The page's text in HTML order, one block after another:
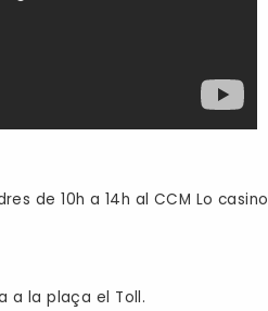
de 10h a 14h al CCM Lo casino
a la plaça el Toll.